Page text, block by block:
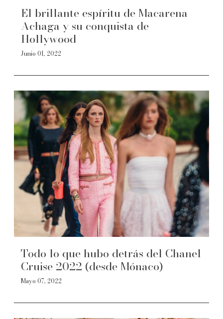
El brillante espíritu de Macarena
Achaga y su conquista de
Hollywood
Junio 01, 2022
Todo lo que hubo detrás del Chanel
Cruise 2022 (desde Mónaco)
Mayo 07, 2022